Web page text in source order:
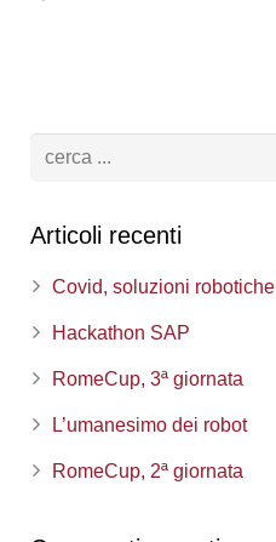
Articoli recenti
Covid, soluzioni robotiche
Hackathon SAP
RomeCup, 3ª giornata
L’umanesimo dei robot
RomeCup, 2ª giornata